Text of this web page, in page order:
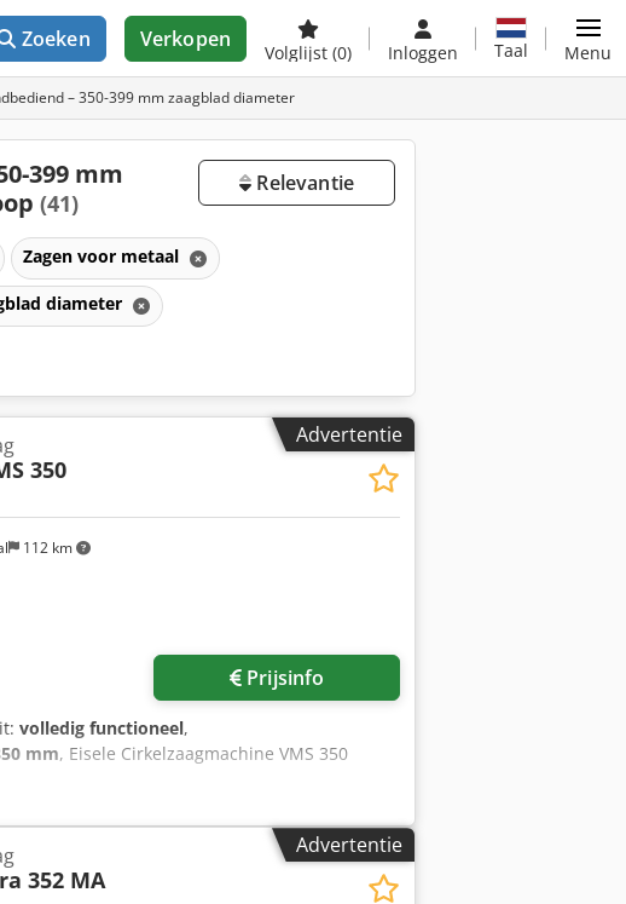
Zoeken Verkopen
Volglijst (0) Inloggen Taal Menu
– 350-399 mm zaagblad diameter
399 mm
(41)
Relevantie
Zagen voor metaal
diameter
Advertentie
112 km
350
Prijsinfo
volledig functioneel,
mm, Eisele Cirkelzaagmachine VMS 350
Advertentie
352 MA